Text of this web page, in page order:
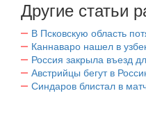
Другие статьи
В Псковскую область
Каннаваро нашел в
Россия закрыла въезд
Австрийцы бегут в
Синдаров блистал в